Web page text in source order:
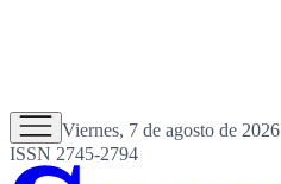
Viernes, 7 de agosto de 2026
ISSN 2745-2794